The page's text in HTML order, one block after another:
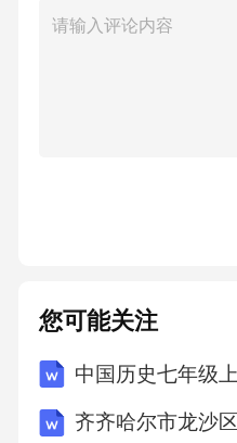
您可能关注